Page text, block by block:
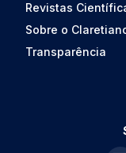
Revistas
Sobre o
Transparência